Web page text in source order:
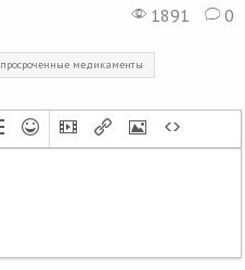
1891
0
просроченные медикаменты